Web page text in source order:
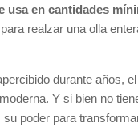
usa en cantidades
realzar una olla
durante años,
Y si bien no
su poder para